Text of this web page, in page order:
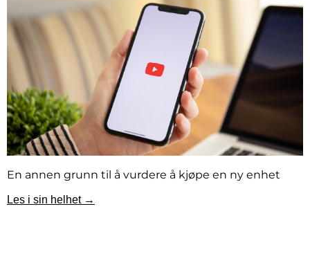
En annen grunn til å vurdere å kjøpe en ny enhet
Les i sin helhet →